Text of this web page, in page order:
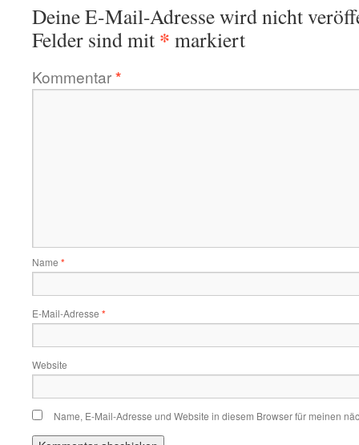
Deine E-Mail-Adresse wird nicht
Felder sind mit * markiert
Kommentar*
Name *
E-Mail-Adresse *
Website
Name, E-Mail-Adresse und Website in diesem Browser für meinen